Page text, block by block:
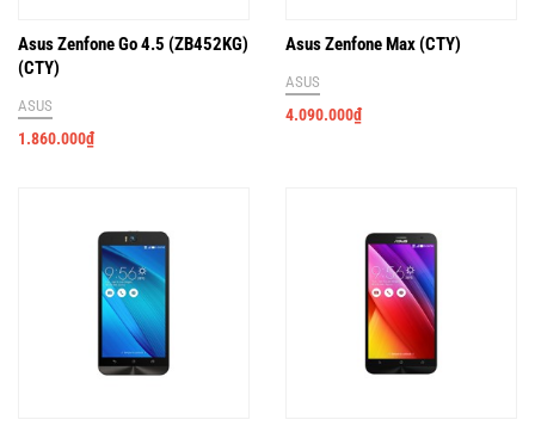
Asus Zenfone Go 4.5 (ZB452KG)
(CTY)
ASUS
1.860.000₫
Asus Zenfone Max (CTY)
ASUS
4.090.000₫